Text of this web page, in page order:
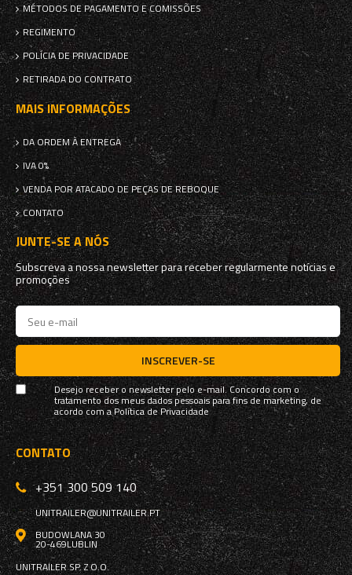
MÉTODOS DE PAGAMENTO E COMISSÕES
REGIMENTO
POLÍCIA DE PRIVACIDADE
RETIRADA DO CONTRATO
MAIS INFORMAÇÕES
DA ORDEM À ENTREGA
IVA 0%
VENDA POR ATACADO DE PEÇAS DE REBOQUE
CONTATO
JUNTE-SE A NÓS
Subscreva a nossa newsletter para receber regularmente notícias e
promoções
INSCREVER-SE
Desejo receber o newsletter pelo e-mail. Concordo com o
tratamento dos meus dados pessoais para fins de marketing, de
acordo com aPolítica de Privacidade
CONTATO
+351 300 509 140
UNITRAILER@UNITRAILER.PT
BUDOWLANA 30
20-469LUBLIN
UNITRAILER SP. Z O.O.